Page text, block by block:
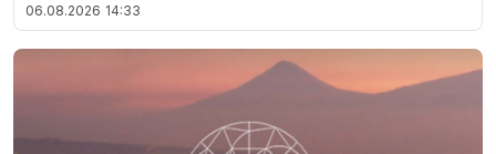
06.08.2026 14:33